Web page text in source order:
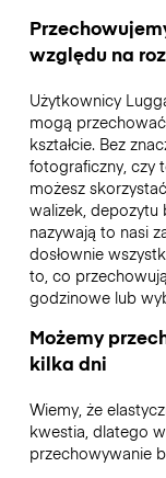
względu na
Użytkownicy
mogą
kształcie. Bez
fotograficzny, czy
możesz
walizek, depozytu
nazywają to nasi
dosłownie
to, co
godzinowe lub
Możemy
kilka dni
Wiemy, że
kwestia, dlatego
przechowywanie